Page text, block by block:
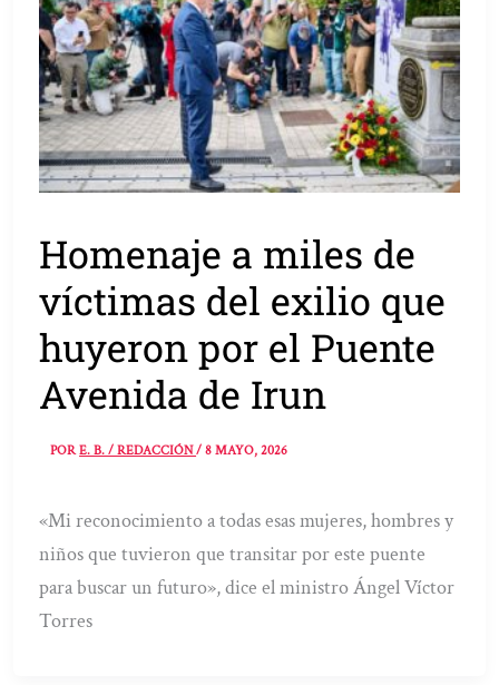
Homenaje a miles de
víctimas del exilio que
huyeron por el Puente
Avenida de Irun
PORE. B. / REDACCIÓN/8 MAYO, 2026
«Mi reconocimiento a todas esas mujeres, hombres y
niños que tuvieron que transitar por este puente
para buscar un futuro», dice el ministro Ángel Víctor
Torres